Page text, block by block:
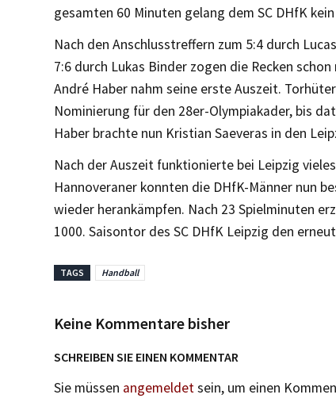
gesamten 60 Minuten gelang dem SC DHfK
Nach den Anschlusstreffern zum 5:4 durch
7:6 durch Lukas Binder zogen die Recken
André Haber nahm seine erste Auszeit.
Nominierung für den 28er-Olympiakader, bis
Haber brachte nun Kristian Saeveras in den
Nach der Auszeit funktionierte bei Leipzig
Hannoveraner konnten die DHfK-Männer nun
wieder herankämpfen. Nach 23 Spielminuten
1000. Saisontor des SC DHfK Leipzig den
TAGS Handball
Keine Kommentare bisher
SCHREIBEN SIE EINEN KOMMENTAR
Sie müssen angemeldetsein, um einen